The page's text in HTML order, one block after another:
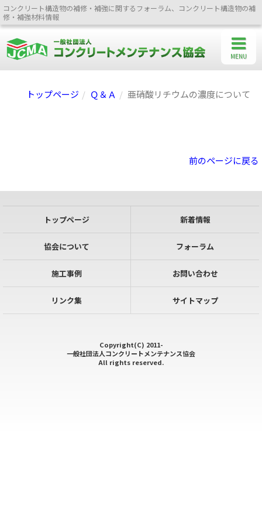
コンクリート構造物の補修・補強に関するフォーラム、コンクリート構造物の補
修・補強材料情報
トップページ Ｑ＆Ａ 亜硝酸リチウムの濃度について
前のページに戻る
トップページ 新着情報
協会について フォーラム
施工事例 お問い合わせ
リンク集 サイトマップ
Copyright(C) 2011-
一般社団法人コンクリートメンテナンス協会
All rights reserved.
MENU